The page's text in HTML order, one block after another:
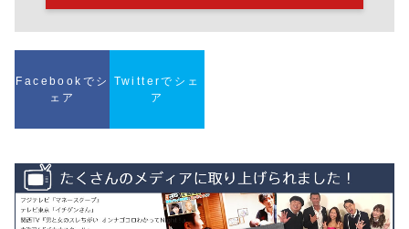
Facebookでシ
ェア
Twitterでシェ
ア